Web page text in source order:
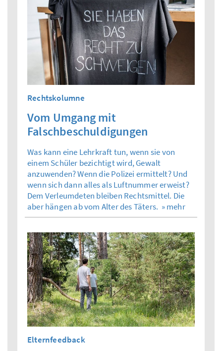
Rechtskolumne
Vom Umgang mit
Falschbeschuldigungen
Was kann eine Lehrkraft tun, wenn sie von
einem Schüler bezichtigt wird, Gewalt
anzuwenden? Wenn die Polizei ermittelt? Und
wenn sich dann alles als Luftnummer erweist?
Dem Verleumdeten bleiben Rechtsmittel. Die
aber hängen ab vom Alter des Täters. » mehr
Elternfeedback